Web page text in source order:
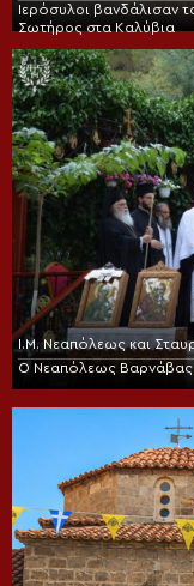
Ιερόσυλοι βανδάλισαν
Σωτήρος στα Καλύβια
Ι.Μ. Νεαπόλεως και
Ο Νεαπόλεως Βαρνάβας